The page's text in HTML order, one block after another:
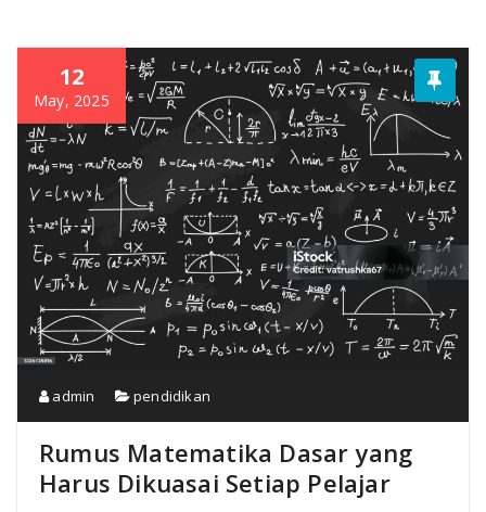
12
May, 2025
admin pendidikan
Rumus Matematika Dasar yang
Harus Dikuasai Setiap Pelajar